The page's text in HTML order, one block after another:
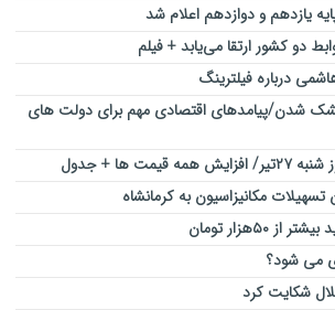
یازدهم و دوازدهم اعلام شد
دو کشور ارتقا می‌یابد + فیلم
درباره فیلترینگ
شدن/پیامدهای اقتصادی مهم برای دولت های
ها + جدول
۵۰هزار تومان
می شود؟
شکایت کرد